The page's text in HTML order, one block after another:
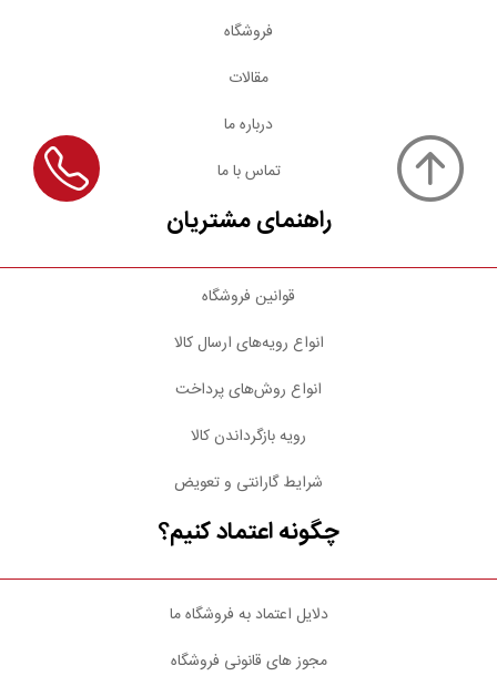
فروشگاه
مقالات
درباره ما
تماس با ما
راهنمای مشتریان
قوانین فروشگاه
انواع رویه‌های ارسال کالا
انواع روش‌های پرداخت
رویه بازگرداندن کالا
شرایط گارانتی و تعویض
چگونه اعتماد کنیم؟
دلایل اعتماد به فروشگاه ما
مجوز های قانونی فروشگاه